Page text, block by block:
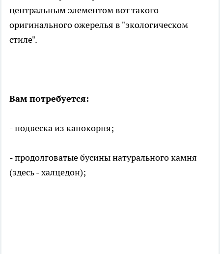
центральным элементом вот такого
оригинального ожерелья в "экологическом
стиле".
Вам потребуется:
- подвеска из капокорня;
- продолговатые бусины натурального камня
(здесь - халцедон);